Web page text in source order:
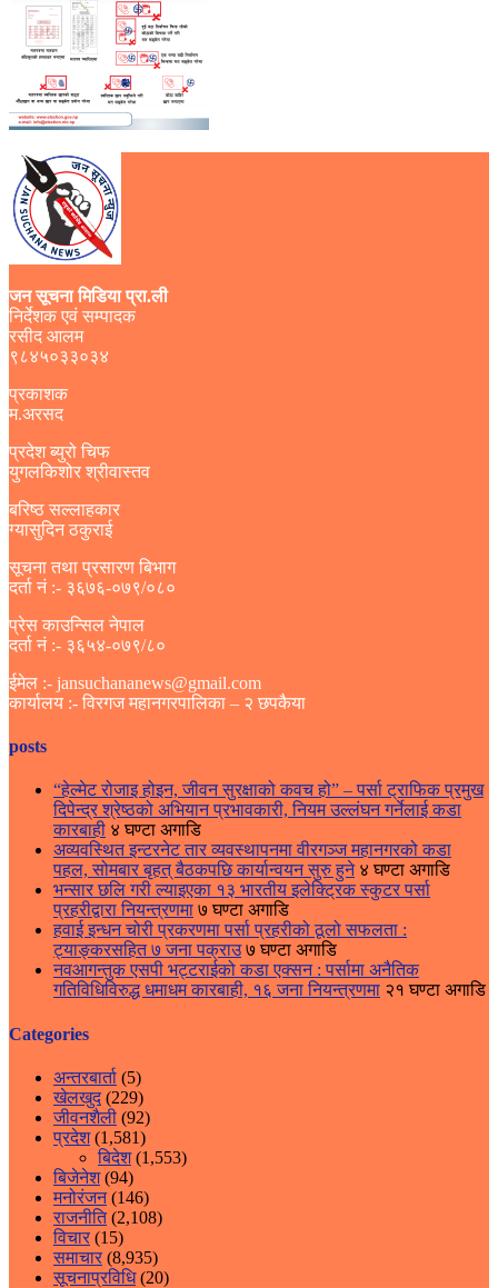
जन सूचना मिडिया प्रा.ली
निर्देशक एवं सम्पादक
रसीद आलम
९८४५०३३०३४
प्रकाशक
म.अरसद
प्रदेश ब्युरो चिफ
युगलकिशोर श्रीवास्तव
बरिष्ठ सल्लाहकार
ग्यासुदिन ठकुराई
सूचना तथा प्रसारण बिभाग
दर्ता नं :- ३६७६-०७९/०८०
प्रेस काउन्सिल नेपाल
दर्ता नं :- ३६५४-०७९/८०
ईमेल :- jansuchananews@gmail.com
कार्यालय :- विरगज महानगरपालिका – २ छपकैया
posts
“हेल्मेट रोजाइ होइन, जीवन सुरक्षाको कवच हो” – पर्सा ट्राफिक प्रमुख
दिपेन्द्र श्रेष्ठको अभियान प्रभावकारी, नियम उल्लंघन गर्नेलाई कडा
कारबाही ४ घण्टा अगाडि
अव्यवस्थित इन्टरनेट तार व्यवस्थापनमा वीरगञ्ज महानगरको कडा
पहल, सोमबार बृहत् बैठकपछि कार्यान्वयन सुरु हुने ४ घण्टा अगाडि
भन्सार छलि गरी ल्याइएका १३ भारतीय इलेक्ट्रिक स्कुटर पर्सा
प्रहरीद्वारा नियन्त्रणमा ७ घण्टा अगाडि
हवाई इन्धन चोरी प्रकरणमा पर्सा प्रहरीको ठूलो सफलता :
ट्याङ्करसहित ७ जना पक्राउ ७ घण्टा अगाडि
नवआगन्तुक एसपी भट्टराईको कडा एक्सन : पर्सामा अनैतिक
गतिविधिविरुद्ध धमाधम कारबाही, १६ जना नियन्त्रणमा २१ घण्टा अगाडि
Categories
अन्तरबार्ता (5)
खेलखुद(229)
जीवनशैली (92)
प्रदेश(1,581)
बिदेश(1,553)
बिजेनेश(94)
मनोरंजन(146)
राजनीति(2,108)
विचार(15)
समाचार(8,935)
सूचनाप्रविधि(20)